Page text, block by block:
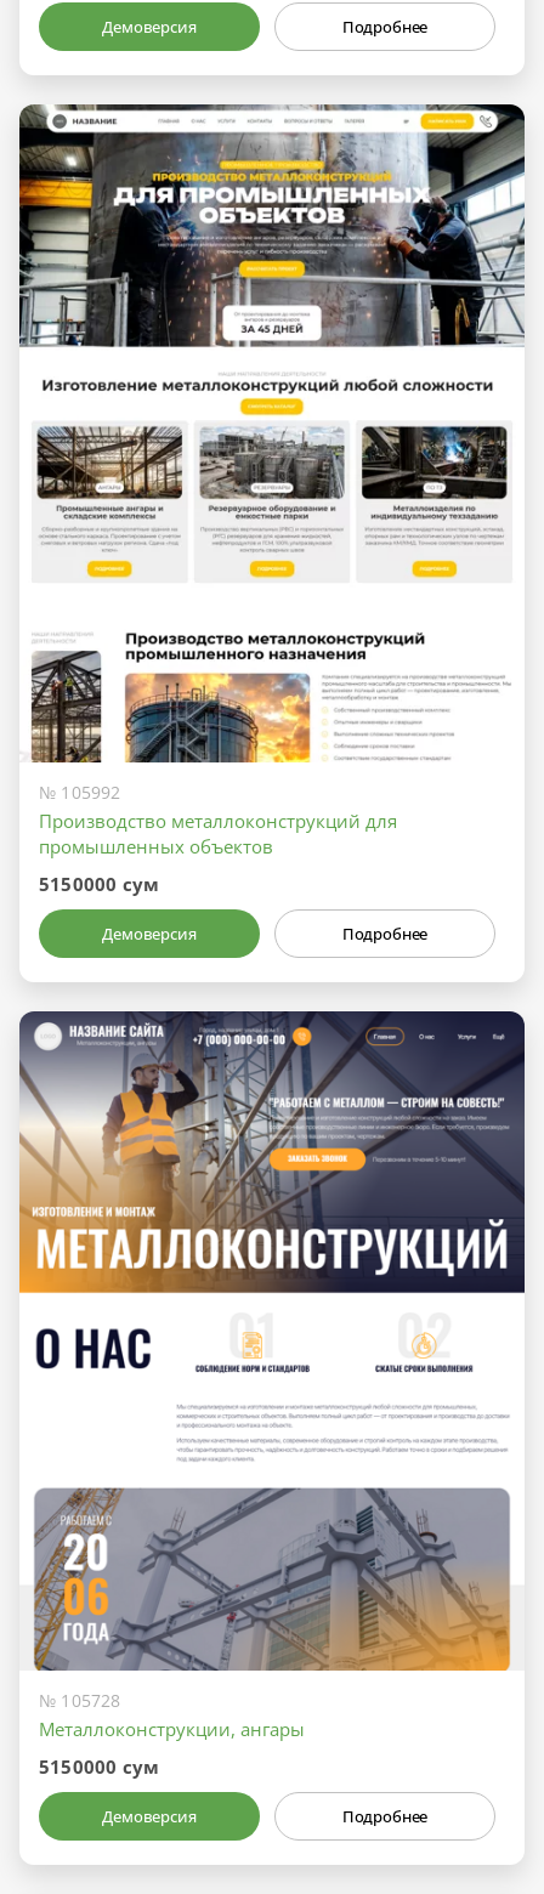
Демоверсия Подробнее
№ 105992
Производство металлоконструкций для
промышленных объектов
5150000 сум
Демоверсия Подробнее
№ 105728
Металлоконструкции, ангары
5150000 сум
Демоверсия Подробнее